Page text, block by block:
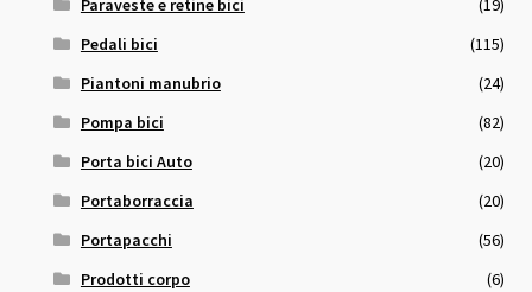
Paraveste e retine bici
(19)
Pedali bici
(115)
Piantoni manubrio
(24)
Pompa bici
(82)
Porta bici Auto
(20)
Portaborraccia
(20)
Portapacchi
(56)
Prodotti corpo
(6)